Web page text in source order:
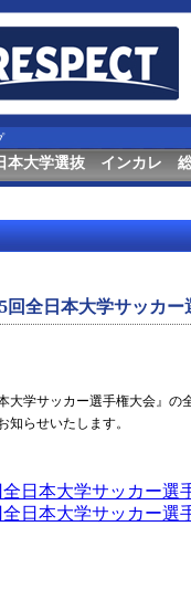
本大学選抜 インカレ
回全日本大学サッカ
大学サッカー選手権大会』
知らせいたします。
全日本大学サッカー選
全日本大学サッカー選